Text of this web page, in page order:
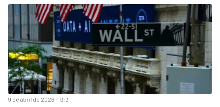
9 de abril de 2026 - 13:31